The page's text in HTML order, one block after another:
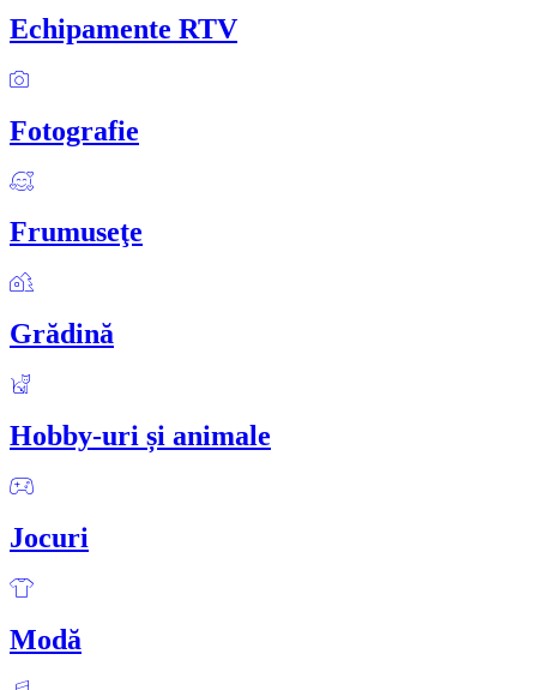
Echipamente RTV
Fotografie
Frumuseţe
Grădină
Hobby-uri și animale
Jocuri
Modă